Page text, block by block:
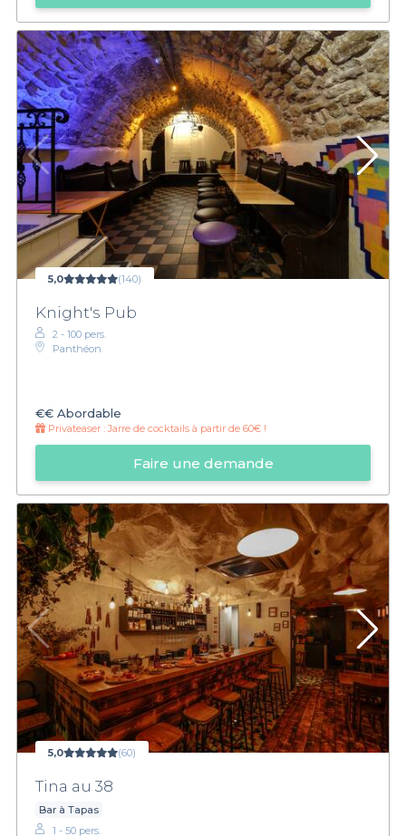
5,0 (140)
Knight's Pub
2 - 100 pers.
Panthéon
€€ Abordable
Privateaser :Jarre de cocktails à partir de 60€ !
Faire une demande
5,0 (60)
Tina au 38
Bar à Tapas
1 - 50 pers.